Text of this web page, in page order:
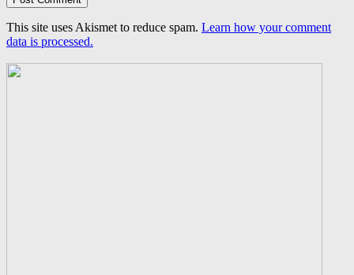
This site uses Akismet to reduce spam. Learn how your comment
data is processed.